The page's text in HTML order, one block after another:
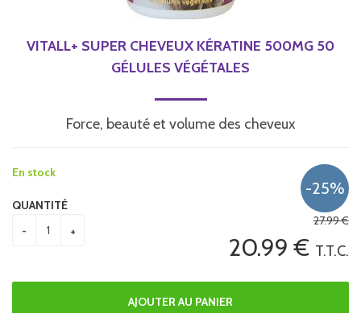
VITALL+ SUPER CHEVEUX KÉRATINE 500MG 50
GÉLULES VÉGÉTALES
Force, beauté et volume des cheveux
27.99€
20.99 € T.T.C.
En stock
QUANTITÉ